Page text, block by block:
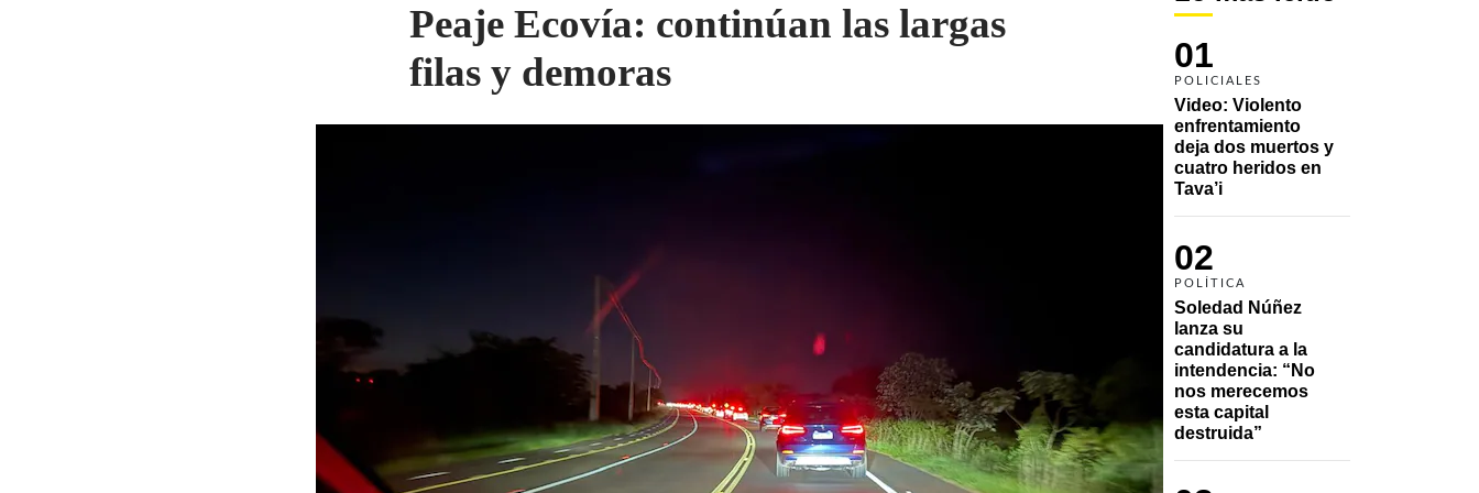
01
POLICIALES
Video: Violento
enfrentamiento
deja dos muertos y
cuatro heridos en
Tava’i
02
POLÍTICA
Soledad Núñez
lanza su
candidatura a la
intendencia: “No
nos merecemos
esta capital
destruida”
Peaje Ecovía: continúan las largas
filas y demoras